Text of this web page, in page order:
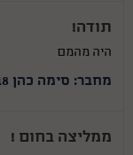
תודה!
היה מהמם
מחבר: סימה כהן 19/02/18
ממליצה בחום !